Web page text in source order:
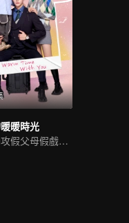
暖時光
萌娃助攻假父母假戲真做